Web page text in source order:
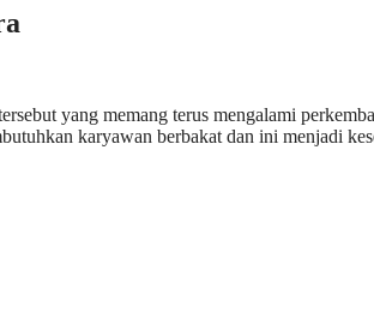
yang memang terus mengalami
karyawan berbakat dan ini menjadi